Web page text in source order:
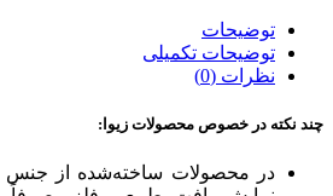
توضیحات
توضیحات تکمیلی
نظرات (0)
چند نکته در خصوص محصولات زیوا:
در محصولات ساخته‌شده از جنس